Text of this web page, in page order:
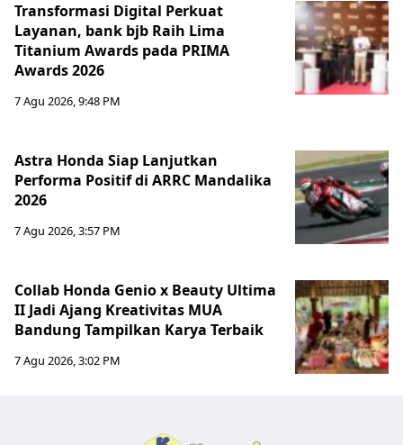
Transformasi Digital Perkuat
Layanan, bank bjb Raih Lima
Titanium Awards pada PRIMA
Awards 2026
7 Agu 2026, 9:48 PM
Astra Honda Siap Lanjutkan
Performa Positif di ARRC Mandalika
2026
7 Agu 2026, 3:57 PM
Collab Honda Genio x Beauty Ultima
II Jadi Ajang Kreativitas MUA
Bandung Tampilkan Karya Terbaik
7 Agu 2026, 3:02 PM